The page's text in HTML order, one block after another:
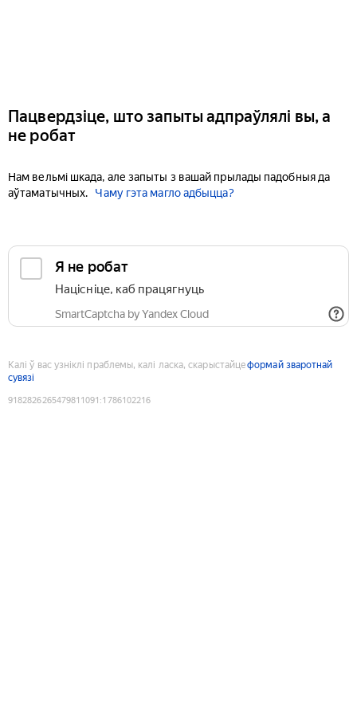
Пацвердзіце, што запыты адпраўлялі вы, а
не робат
Нам вельмі шкада, але запыты з вашай прылады падобныя да
аўтаматычных.
Чаму гэта магло адбыцца?
Я не робат
Націсніце, каб працягнуць
SmartCaptcha by Yandex Cloud
Калі ў вас узніклі праблемы, калі ласка, скарыстайцеформай зваротнай
сувязі
9182826265479811091 :1786102216